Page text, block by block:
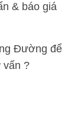
báo giá
Đường để
vấn ?